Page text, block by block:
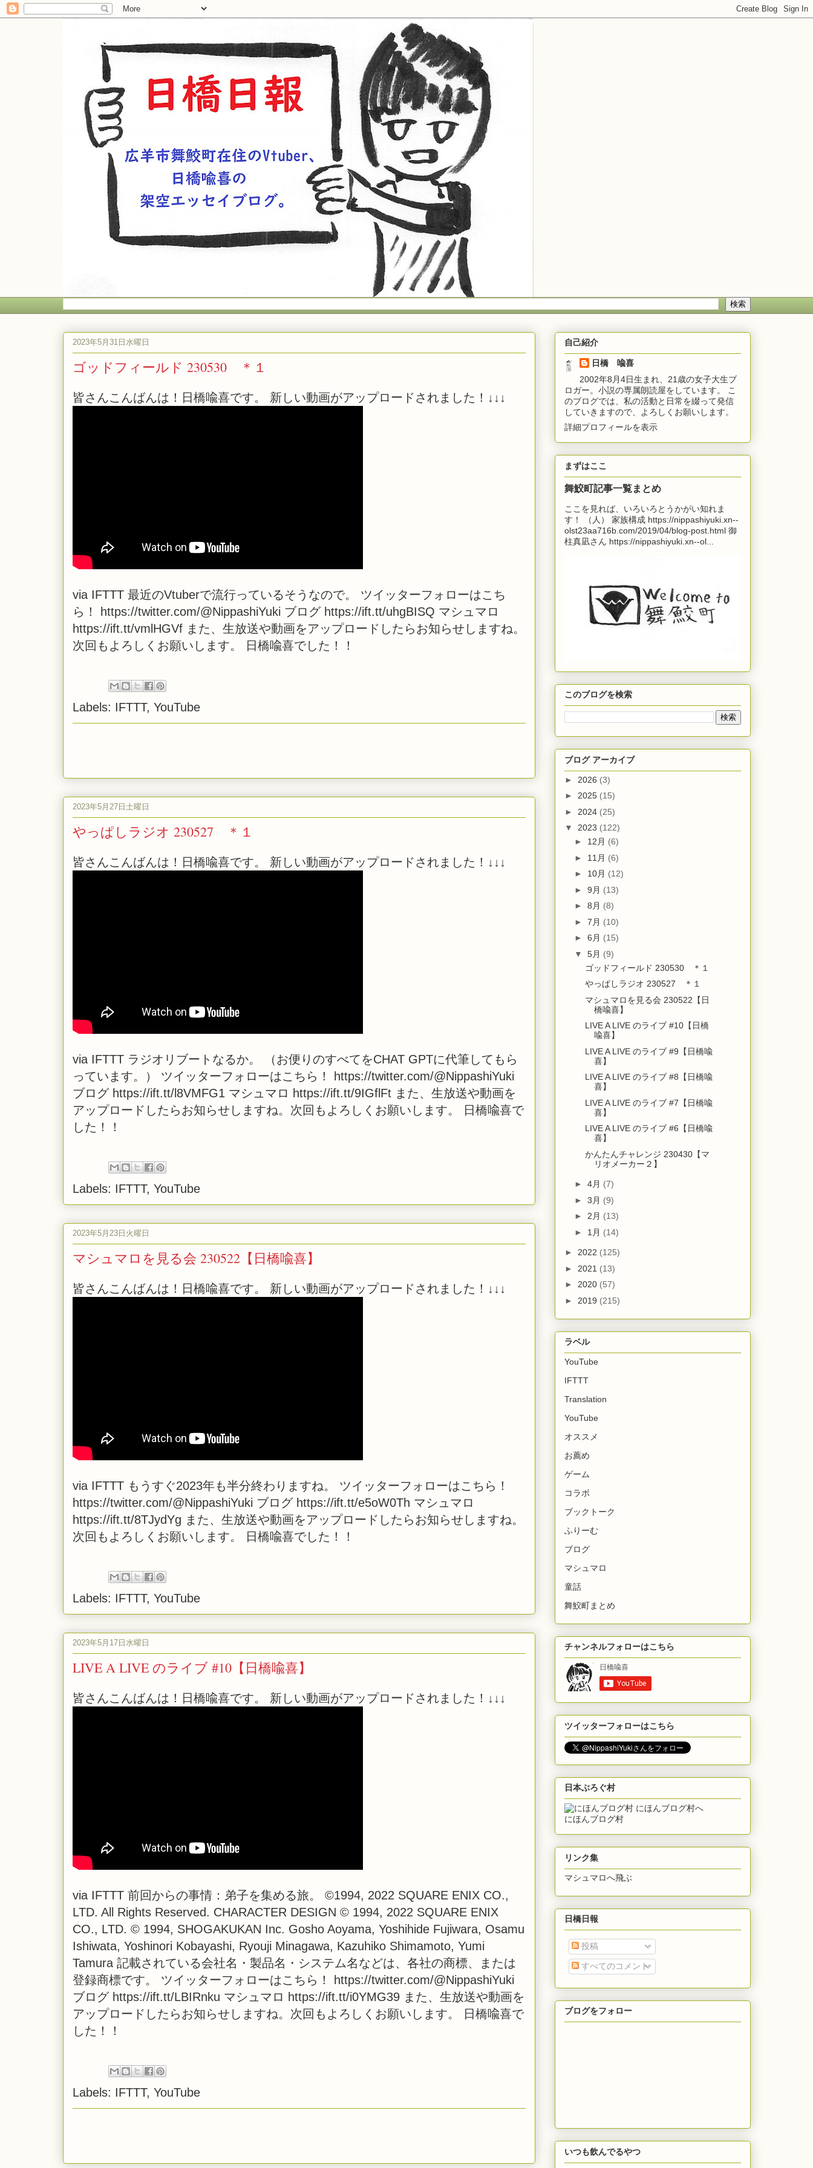
2023年5月31日水曜日
ゴッドフィールド 230530 ＊１
皆さんこんばんは！日橋喩喜です。 新しい動画がアップロードされました！↓↓↓
via IFTTT最近のVtuberで流行っているそうなので。 ツイッターフォローはこち
ら！ https://twitter.com/@NippashiYuki ブログ https://ift.tt/uhgBISQ マシュマロ
https://ift.tt/vmlHGVf また、生放送や動画をアップロードしたらお知らせしますね。
次回もよろしくお願いします。 日橋喩喜でした！！
Labels: IFTTT, YouTube
2023年5月27日土曜日
やっぱしラジオ 230527 ＊１
皆さんこんばんは！日橋喩喜です。 新しい動画がアップロードされました！↓↓↓
via IFTTTラジオリブートなるか。 （お便りのすべてをCHAT GPTに代筆してもら
っています。） ツイッターフォローはこちら！ https://twitter.com/@NippashiYuki
ブログ https://ift.tt/l8VMFG1 マシュマロ https://ift.tt/9IGflFt また、生放送や動画を
アップロードしたらお知らせしますね。次回もよろしくお願いします。 日橋喩喜で
した！！
Labels: IFTTT, YouTube
2023年5月23日火曜日
マシュマロを見る会 230522【日橋喩喜】
皆さんこんばんは！日橋喩喜です。 新しい動画がアップロードされました！↓↓↓
via IFTTTもうすぐ2023年も半分終わりますね。 ツイッターフォローはこちら！
https://twitter.com/@NippashiYuki ブログ https://ift.tt/e5oW0Th マシュマロ
https://ift.tt/8TJydYg また、生放送や動画をアップロードしたらお知らせしますね。
次回もよろしくお願いします。 日橋喩喜でした！！
Labels: IFTTT, YouTube
2023年5月17日水曜日
LIVE A LIVE のライブ #10【日橋喩喜】
皆さんこんばんは！日橋喩喜です。 新しい動画がアップロードされました！↓↓↓
via IFTTT前回からの事情：弟子を集める旅。 ©1994, 2022 SQUARE ENIX CO.,
LTD. All Rights Reserved. CHARACTER DESIGN © 1994, 2022 SQUARE ENIX
CO., LTD. © 1994, SHOGAKUKAN Inc. Gosho Aoyama, Yoshihide Fujiwara, Osamu
Ishiwata, Yoshinori Kobayashi, Ryouji Minagawa, Kazuhiko Shimamoto, Yumi
Tamura 記載されている会社名・製品名・システム名などは、各社の商標、または
登録商標です。 ツイッターフォローはこちら！ https://twitter.com/@NippashiYuki
ブログ https://ift.tt/LBIRnku マシュマロ https://ift.tt/i0YMG39 また、生放送や動画を
アップロードしたらお知らせしますね。次回もよろしくお願いします。 日橋喩喜で
した！！
Labels: IFTTT, YouTube
自己紹介
日橋 喩喜
2002年8月4日生まれ、21歳の女子大生ブ
ロガー。小説の専属朗読屋をしています。 こ
のブログでは、私の活動と日常を綴って発信
していきますので、よろしくお願いします。
詳細プロフィールを表示
まずはここ
舞鮫町記事一覧まとめ
ここを見れば、いろいろとうかがい知れま
す！ （人） 家族構成 https://nippashiyuki.xn--
olst23aa716b.com/2019/04/blog-post.html 御
柱真凪さん https://nippashiyuki.xn--ol...
このブログを検索
ブログ アーカイブ
► 2026 (3)
► 2025 (15)
► 2024 (25)
▼ 2023 (122)
► 12月 (6)
► 11月 (6)
► 10月 (12)
►9月 (13)
►8月 (8)
►7月 (10)
►6月 (15)
▼5月 (9)
ゴッドフィールド 230530 ＊１
やっぱしラジオ 230527 ＊１
マシュマロを見る会 230522【日
橋喩喜】
LIVE A LIVE のライブ #10【日橋
喩喜】
LIVE A LIVE のライブ #9【日橋喩
喜】
LIVE A LIVE のライブ #8【日橋喩
喜】
LIVE A LIVE のライブ #7【日橋喩
喜】
LIVE A LIVE のライブ #6【日橋喩
喜】
かんたんチャレンジ 230430【マ
リオメーカー２】
►4月 (7)
►3月 (9)
► 2月 (13)
► 1月 (14)
► 2022 (125)
► 2021 (13)
► 2020 (57)
► 2019 (215)
ラベル
YouTube
IFTTT
Translation
YouTube
オススメ
お薦め
ゲーム
コラボ
ブックトーク
ふりーむ
ブログ
マシュマロ
童話
舞鮫町まとめ
チャンネルフォローはこちら
ツイッターフォローはこちら
日本ぶろぐ村
にほんブログ村
リンク集
マシュマロへ飛ぶ
日橋日報
投稿
すべてのコメント
ブログをフォロー
いつも飲んでるやつ